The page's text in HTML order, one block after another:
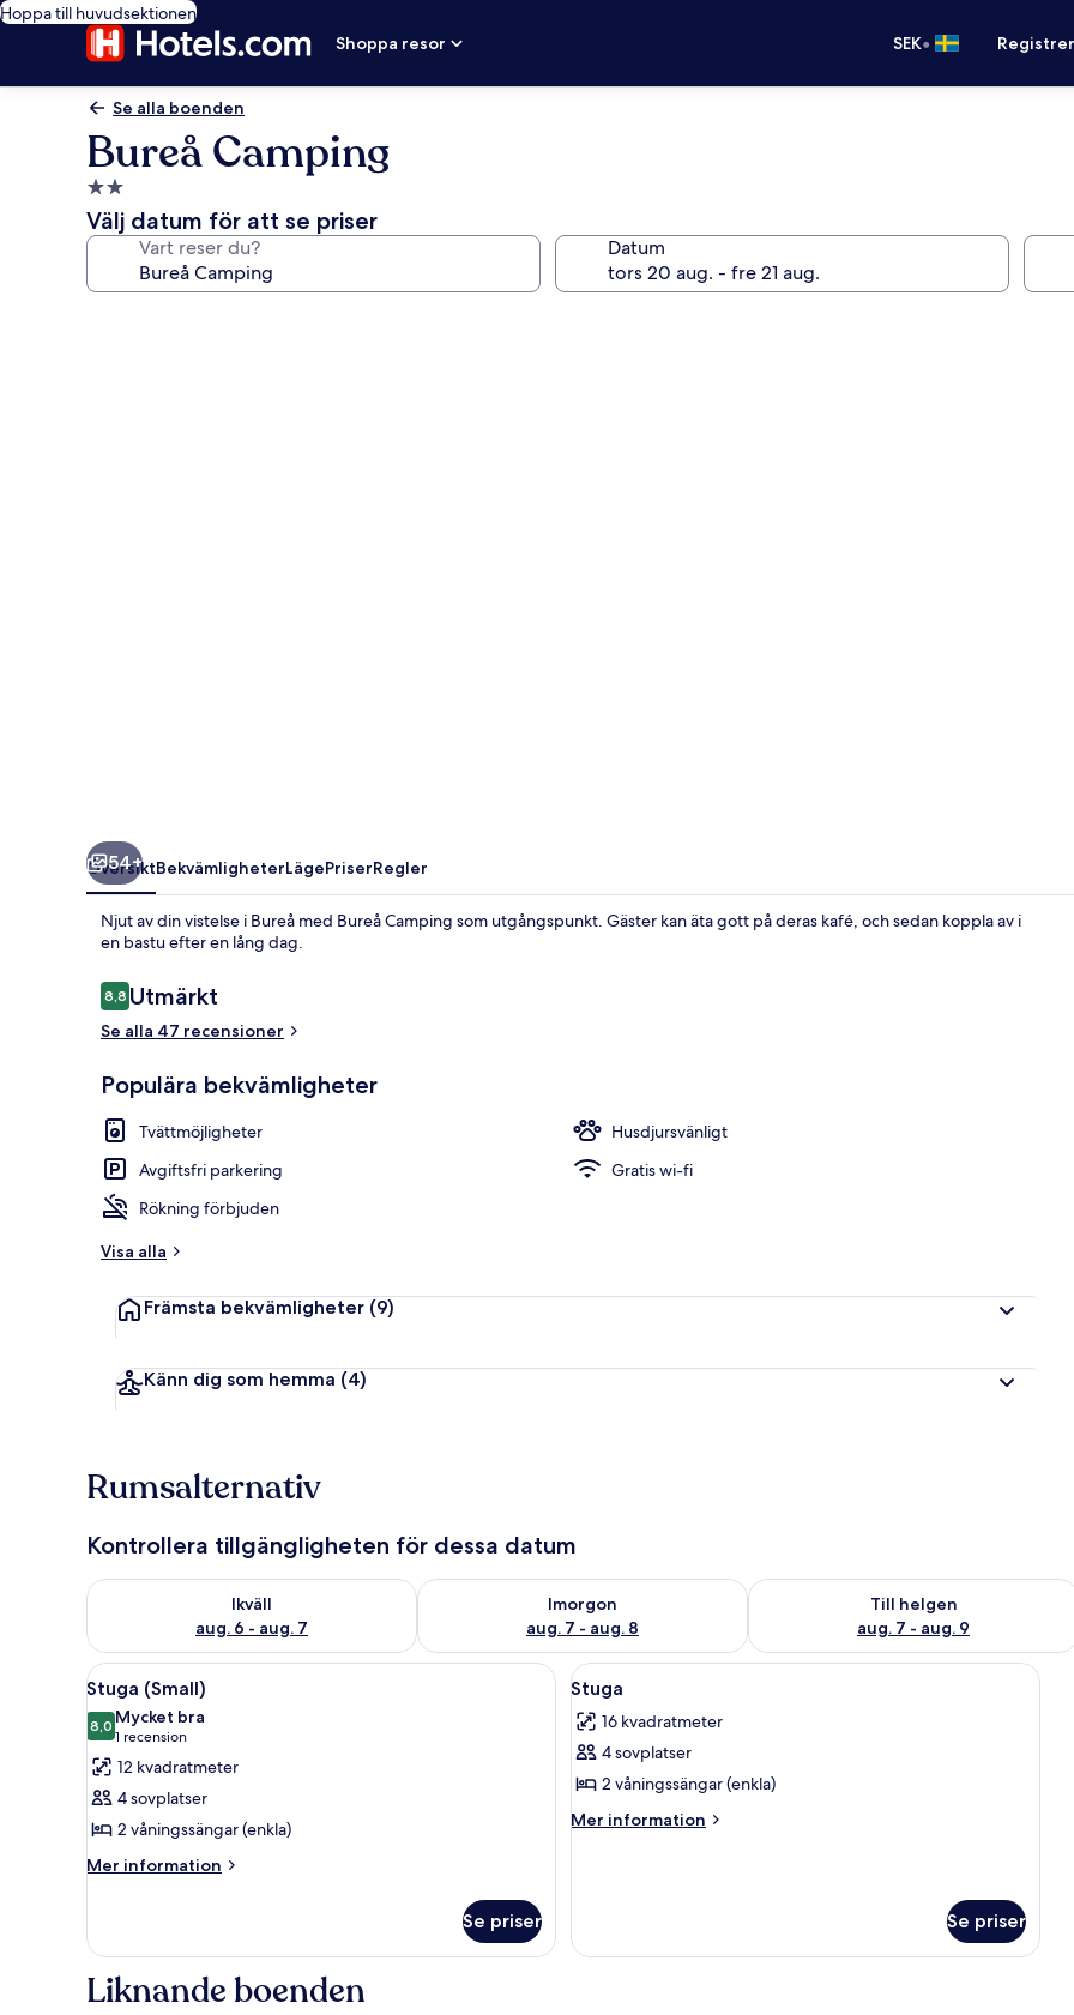
Hoppa till huvudsektionen
Shoppa resor
SEK•
Se alla boenden
Bureå Camping
2.0-
stjärnigt
boende
Välj datum för att se priser
Vart reser du? Datum
Flotte | Utsikt mot vattnet
54+
ÖversiktBekvämligheterLägePriserRegler
Njut av din vistelse i Bureå med Bureå Camping som utgångspunkt. Gäster kan äta gott på deras kafé, och sedan koppla av i
en bastu efter en lång dag.
Recensioner
8,88,8 av 10,
Utmärkt
Se alla 47 recensioner
Populära bekvämligheter
Tvättmöjligheter
Husdjursvänligt
Avgiftsfri parkering
Gratis wi-fi
Rökning förbjuden
Visa alla
Främsta bekvämligheter (9)
Känn dig som hemma (4)
Rumsalternativ
Kontrollera tillgängligheten för dessa datum
Ikväll
aug. 6 - aug. 7
Kontrollera tillgängligheten för ikväll aug. 6 - aug. 7
Imorgon
aug. 7 - aug. 8
Kontrollera tillgängligheten för imorgon aug. 7 - aug. 8
Till helgen
aug. 7 - aug. 9
Kontrollera tillgängligheten för den
Öppna
alla
foton
för
Stuga
(Small)
En liten stuga med en blå dörr, en veranda med två stolar och ett litet fönster.
6
Stuga (Small)
8,08,0 av 10
Mycket bra
1 recension
(1 recension)
12 kvadratmeter
4 sovplatser
2 våningssängar (enkla)
Mer information
Mer
(Small)
Se priser
Öppna
alla
foton
för
Stuga
Ett litet, praktiskt pentry med
4
Stuga
16 kvadratmeter
4 sovplatser
2 våningssängar (enkla)
Mer information
Mer
Se priser
Liknande boenden